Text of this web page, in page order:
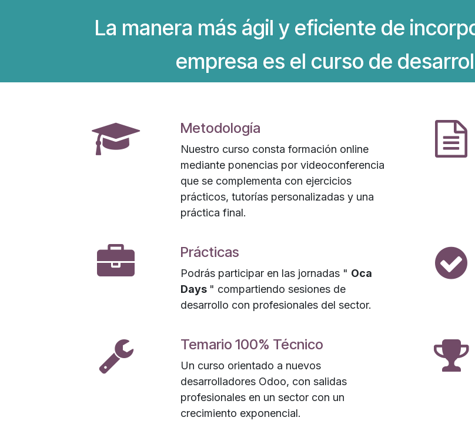
La manera más ágil y eficiente de
empresa es el curso de
Metodología
Nuestro curso consta formación online
mediante ponencias por videoconferencia
que se complementa con ejercicios
prácticos, tutorías personalizadas y una
práctica final.
Prácticas
Podrás participar en las jornadas " Oca
Days " compartiendo sesiones de
desarrollo con profesionales del sector.
Temario 100% Técnico
Un curso orientado a nuevos
desarrolladores Odoo, con salidas
profesionales en un sector con un
crecimiento exponencial.